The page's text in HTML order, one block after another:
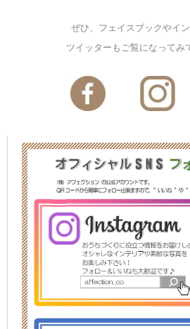
ぜひ、フェイスブックやイン
ツイッターもご覧になってみ